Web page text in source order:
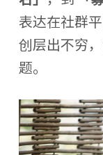
表达在社群
创层出不穷
题。